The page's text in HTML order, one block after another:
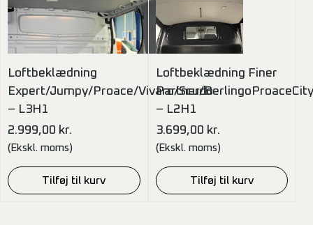
Loftbeklædning
Expert/Jumpy/Proace/Vivaro/Scudo
– L3H1
2.999,00 kr.
(Ekskl. moms)
Tilføj til kurv
Loftbeklædning Finer
Partner/
– L2H1
3.699,00 kr.
(Ekskl. moms)
Tilføj til kurv